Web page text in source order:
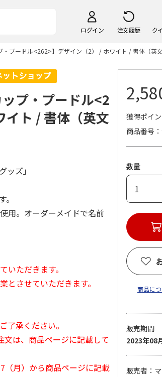
ログイン 注文履歴 ク
・プードル<262>】デザイン（2） / ホワイト / 書体（英文
プ・プードル<2
イト / 書体（英文
ッズ」
用。オーダーメイドで名前
いただきます。
させていただきます。
了承ください。
は、商品ページに記載して
（月）から商品ページに記載
獲得ポイ
商品番号
数量
商品に
販売期間
2023年08
販売者：